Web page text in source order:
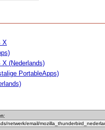
X
X (Nederlands)
PortableApps)